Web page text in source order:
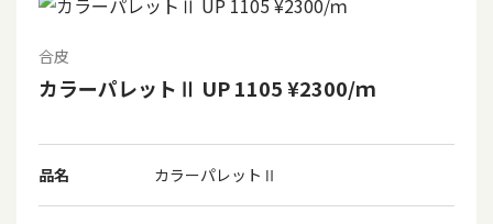
合皮
カラーパレットⅡ UP 1105 ¥2300/ｍ
品名 カラーパレットⅡ